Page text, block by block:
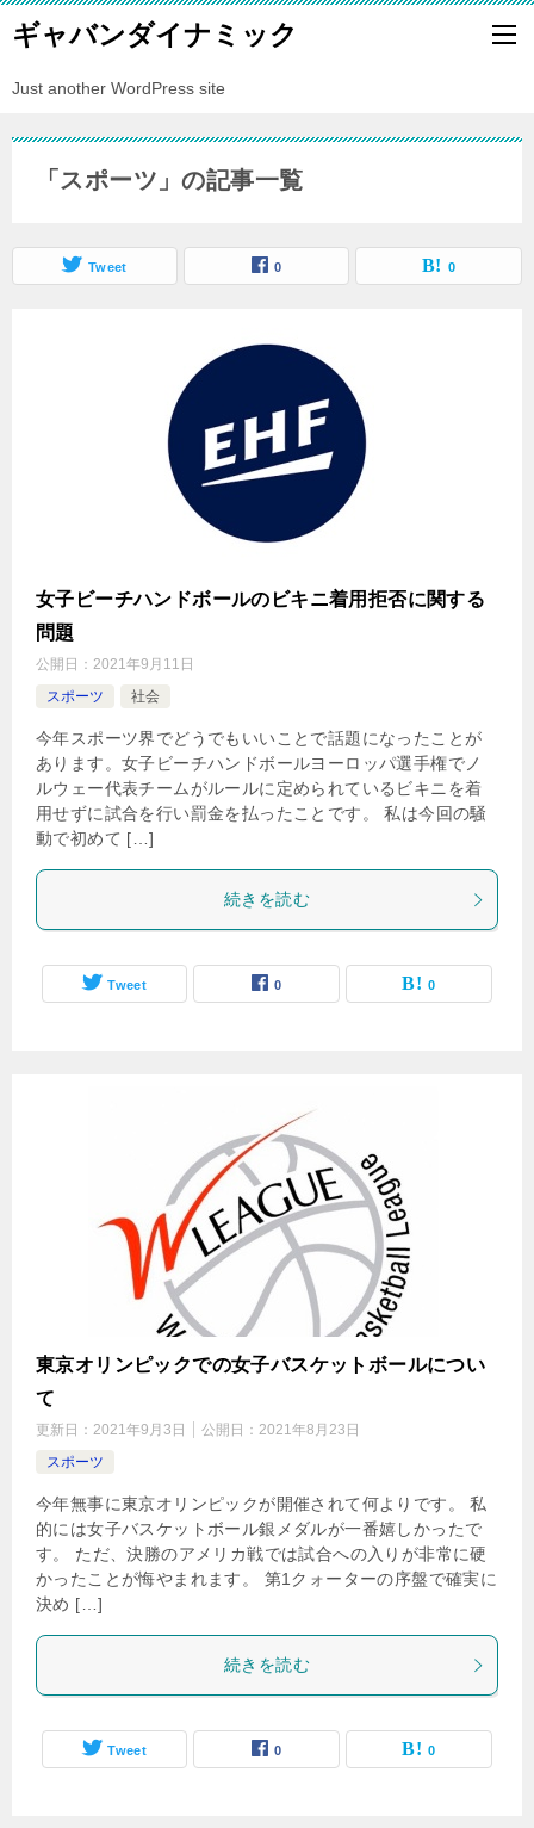
ギャバンダイナミック
Just another WordPress site
「スポーツ」の記事一覧
Tweet 0 0
女子ビーチハンドボールのビキニ着用拒否に関する
問題
公開日： 2021年9月11日
スポーツ
社会
今年スポーツ界でどうでもいいことで話題になったことが
あります。女子ビーチハンドボールヨーロッパ選手権でノ
ルウェー代表チームがルールに定められているビキニを着
用せずに試合を行い罰金を払ったことです。 私は今回の騒
動で初めて […]
続きを読む
Tweet 0 0
東京オリンピックでの女子バスケットボールについ
て
更新日： 2021年9月3日 公開日： 2021年8月23日
スポーツ
今年無事に東京オリンピックが開催されて何よりです。 私
的には女子バスケットボール銀メダルが一番嬉しかったで
す。 ただ、決勝のアメリカ戦では試合への入りが非常に硬
かったことが悔やまれます。 第1クォーターの序盤で確実に
決め […]
続きを読む
Tweet 0 0